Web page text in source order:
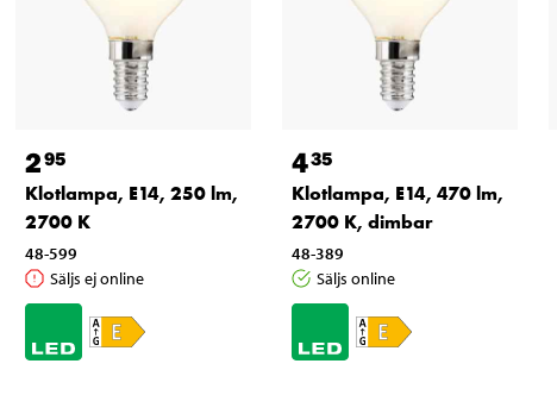
295
Klotlampa, E14, 250 lm,
2700 K
48-599
Säljs ej online
435
Klotlampa, E14, 470 lm,
2700 K, dimbar
48-389
Säljs online